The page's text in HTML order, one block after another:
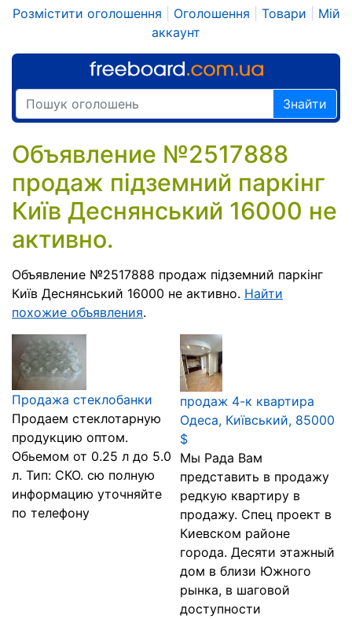
Розмістити оголошення Оголошення Товари
Мій
аккаунт
Знайти
Объявление №2517888
продаж підземний паркінг
Київ Деснянський 16000 не
активно.
Объявление №2517888 продаж підземний паркінг
Київ Деснянський 16000 не активно. Найти
похожие объявления.
Продажа стеклобанки
Продаем стеклотарную
продукцию оптом.
Обьемом от 0.25 л до 5.0
л. Тип: СКО. сю полную
информацию уточняйте
по телефону
продаж 4-к квартира
Одеса, Київський, 85000
$
Мы Рада Вам
представить в продажу
редкую квартиру в
продажу. Спец проект в
Киевском районе
города. Десяти этажный
дом в близи Южного
рынка, в шаговой
доступности